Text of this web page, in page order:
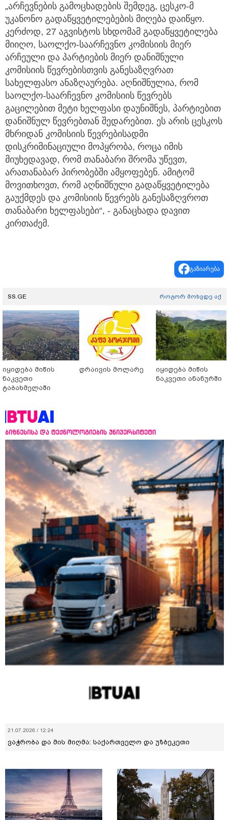
„არჩევნების გამოცხადების შემდეგ, ცესკო-მ
უკანონო გადაწყვეტილებების მიღება დაიწყო.
კერძოდ, 27 აგვისტოს სხდომამ გადაწყვეტილება
მიიღო, საოლქო-საარჩევნო კომისიის მიერ
არჩეული და პარტიების მიერ დანიშნული
კომისიის წევრებისთვის განესაზღვრათ
სახელფასო ანაზღაურება. აღნიშნულია, რომ
საოლქო-საარჩევნო კომისიის წევრებს
გაცილებით მეტი ხელფასი დაუნიშნეს, პარტიებით
დანიშნულ წევრებთან შედარებით. ეს არის ცესკოს
მხრიდან კომისიის წევრებისადმი
დისკრიმინაციული მოპყრობა, როცა იმის
მიუხედავად, რომ თანაბარი შრომა უწევთ,
არათანაბარ პირობებში ამყოფებენ. ამიტომ
მოვითხოვთ, რომ აღნიშნული გადაწყვეტილება
გაუქმდეს და კომისიის წევრებს განესაზღვროთ
თანაბარი ხელფასები“, - განაცხადა დავით
კირთაძემ.
გაზიარება
SS.GE როგორ მოხვდე აქ
იყიდება მიწის
ნაკვეთი
ტაბახმელაში
დრაივის მოლარე
იყიდება მიწის
ნაკვეთი ანანურში
ბიზნესისა და ტექნოლოგიების უნივერსიტეტი
21.07.2026 / 12:24
ვაჭრობა და მის მიღმა: საქართველო და უზბეკეთი